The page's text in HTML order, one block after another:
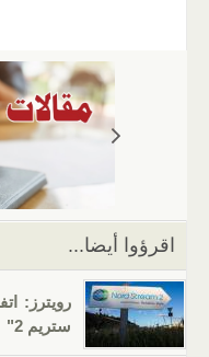
k
er
e
dI
g
اقرؤوا أيضا...
رويترز:
ستريم 2"